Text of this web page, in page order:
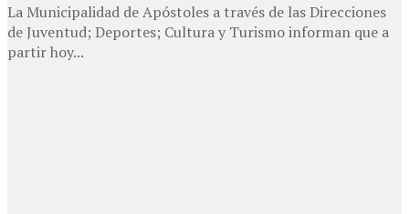
La Municipalidad de Apóstoles a través de las Direcciones
de Juventud; Deportes; Cultura y Turismo informan que a
partir hoy...